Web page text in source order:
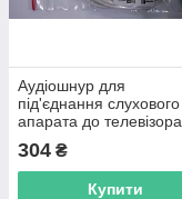
Аудіошнур для
під'єднання слухового
апарата до
завдовжки 60 см на
вухо,1 ка
304 ₴
Купити